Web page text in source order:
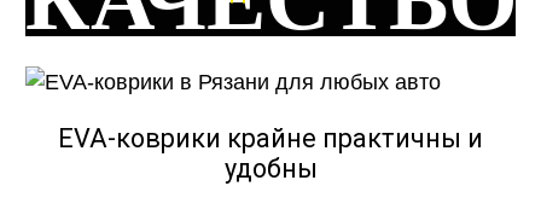
ОГОНЬ
EVA-коврики крайне практичны и
удобны